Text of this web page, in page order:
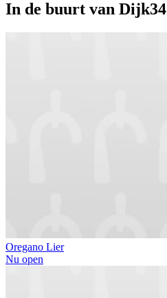
In de buurt van Dijk34
Oregano Lier
Nu open